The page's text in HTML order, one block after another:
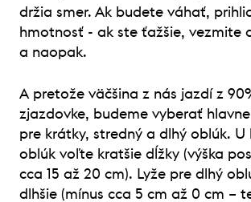
držia smer. Ak budete váhať,
hmotnosť - ak ste ťažšie, vezmite
a naopak.
A pretože väčšina z nás jazdí z
zjazdovke, budeme vyberať
pre krátky, stredný a dlhý oblúk. U
oblúk voľte kratšie dĺžky (výška
cca 15 až 20 cm). Lyže pre dlhý
dlhšie (mínus cca 5 cm až 0 cm –